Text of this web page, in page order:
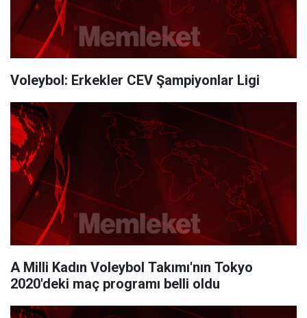
Voleybol: Erkekler CEV Şampiyonlar Ligi
A Milli Kadın Voleybol Takımı'nın Tokyo
2020'deki maç programı belli oldu